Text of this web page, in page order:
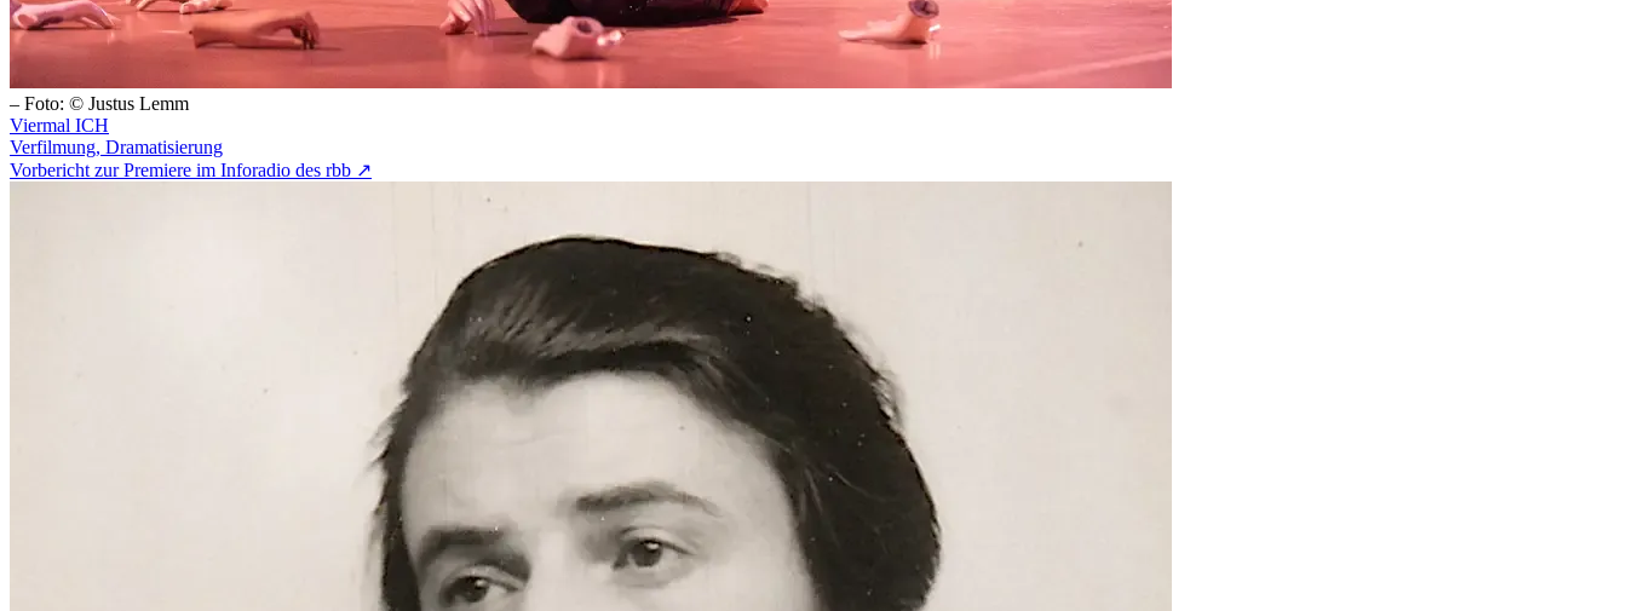
– Foto: © Justus Lemm
Viermal ICH
Verfilmung, Dramatisierung
Vorbericht zur Premiere im Inforadio des rbb ↗